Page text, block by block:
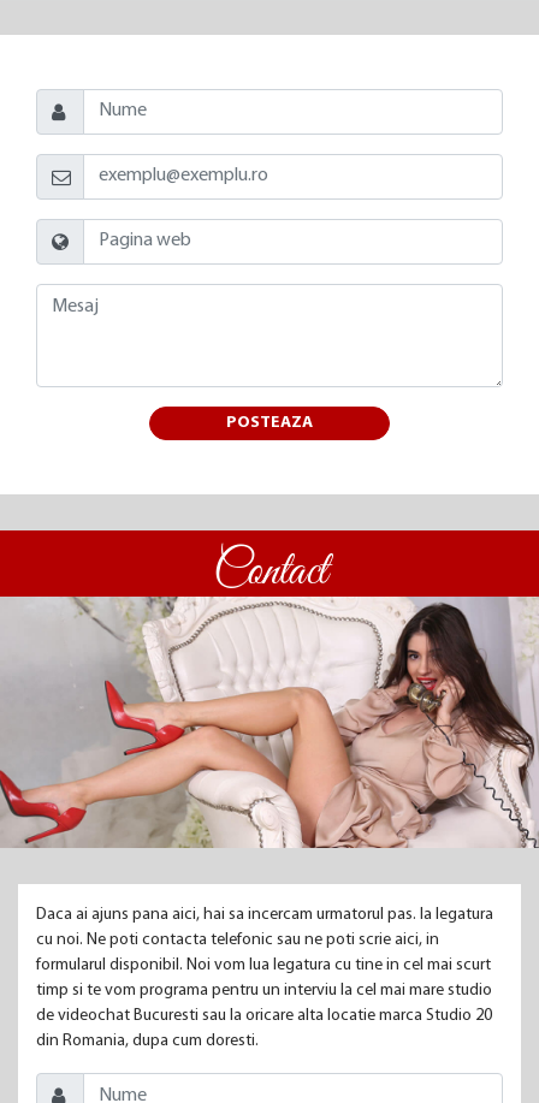
POSTEAZA
Contact
Daca ai ajuns pana aici, hai sa incercam urmatorul pas. Ia legatura
cu noi. Ne poti contacta telefonic sau ne poti scrie aici, in
formularul disponibil. Noi vom lua legatura cu tine in cel mai scurt
timp si te vom programa pentru un interviu la cel mai mare studio
de videochat Bucuresti sau la oricare alta locatie marca Studio 20
din Romania, dupa cum doresti.